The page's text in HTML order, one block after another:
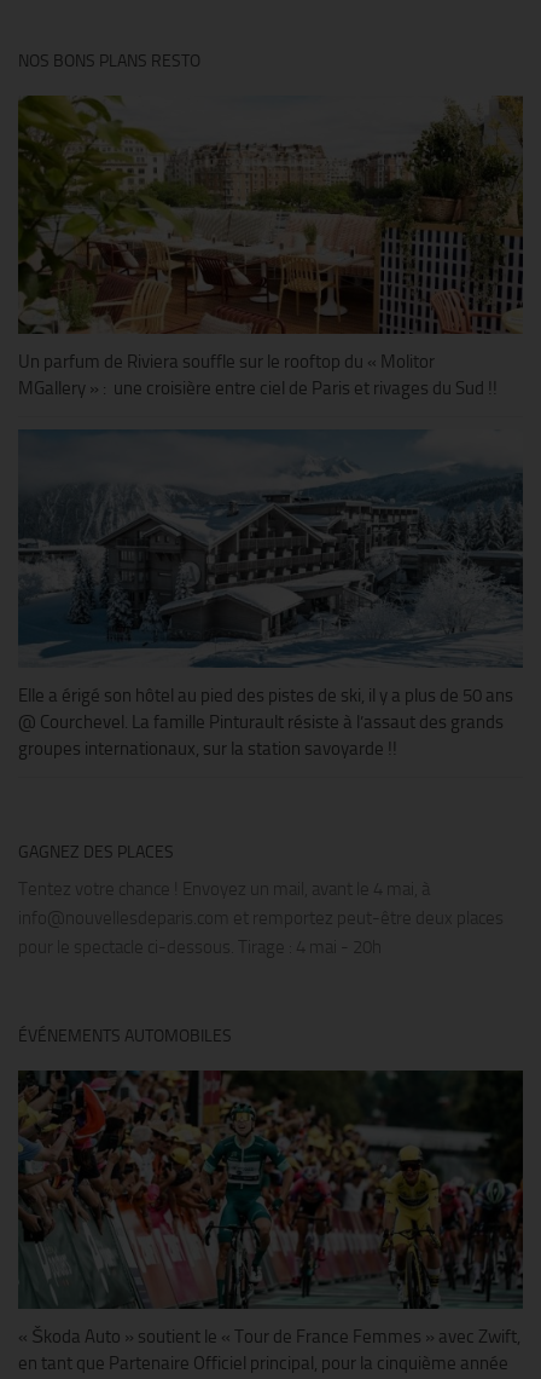
NOS BONS PLANS RESTO
Un parfum de Riviera souffle sur le rooftop du « Molitor
MGallery » : une croisière entre ciel de Paris et rivages du Sud !!
Elle a érigé son hôtel au pied des pistes de ski, il y a plus de 50 ans
@ Courchevel. La famille Pinturault résiste à l’assaut des grands
groupes internationaux, sur la station savoyarde !!
GAGNEZ DES PLACES
Tentez votre chance ! Envoyez un mail, avant le 4 mai, à
info@nouvellesdeparis.com et remportez peut-être deux places
pour le spectacle ci-dessous. Tirage : 4 mai - 20h
ÉVÉNEMENTS AUTOMOBILES
« Škoda Auto » soutient le « Tour de France Femmes » avec Zwift,
en tant que Partenaire Officiel principal, pour la cinquième année